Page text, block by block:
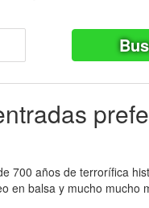
700 años de terrorífica
en balsa y mucho mucho